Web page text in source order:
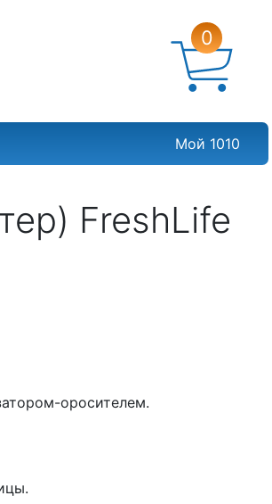
0
Мой 1010
FreshLife
оросителем.